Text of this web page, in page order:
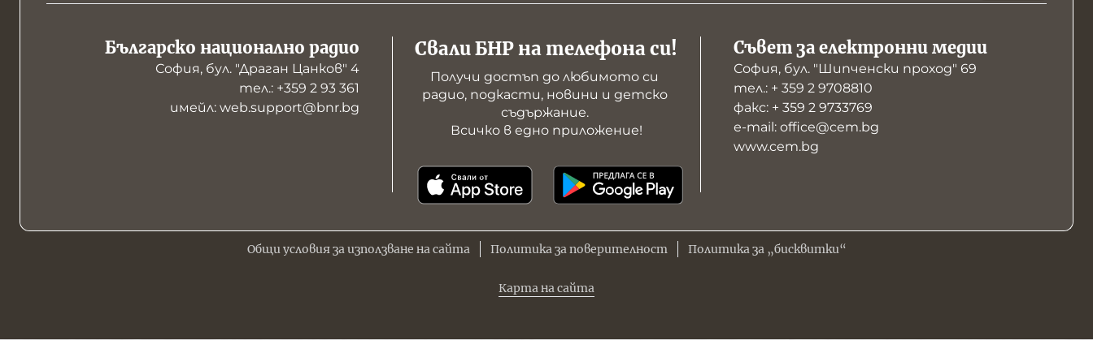
Българско национално радио
София, бул. "Драган Цанков" 4
тел.: +359 2 93 361
имейл: web.support@bnr.bg
Свали БНР на телефона си!
Получи достъп до любимото си
радио, подкасти, новини и детско
съдържание.
Всичко в едно приложение!
Съвет за електронни медии
София, бул. "Шипченски проход" 69
тел.: + 359 2 9708810
факс: + 359 2 9733769
е-mail: office@cem.bg
www.cem.bg
Общи условия за използване на сайта Политика за поверителност Политика за „бисквитки“
Карта на сайта